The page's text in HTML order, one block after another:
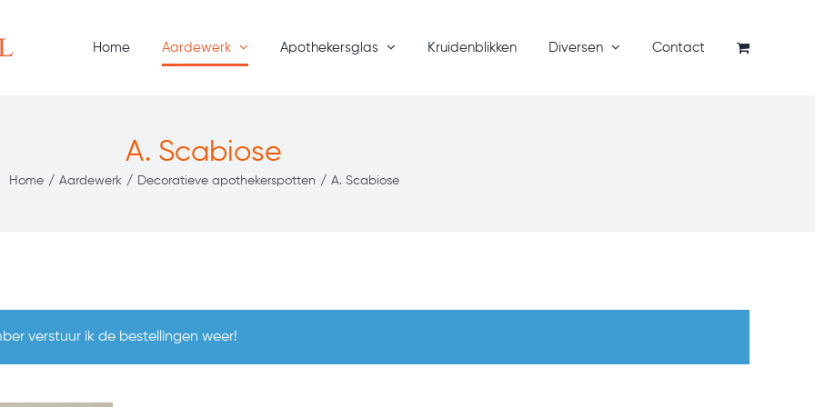
Home Aardewerk Apothekersglas Kruidenblikken Diversen Contact
A. Scabiose
Home / Aardewerk / Decoratieve apothekerspotten / A. Scabiose
verstuur ik de bestellingen weer!